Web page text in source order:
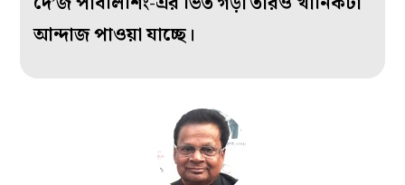
আন্দাজ পাওয়া যাচ্ছে।